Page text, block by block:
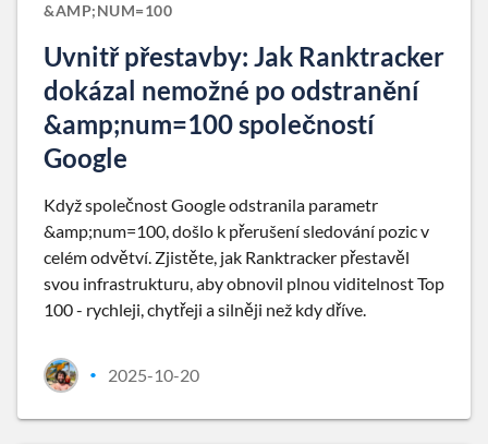
&AMP;NUM=100
Uvnitř přestavby: Jak Ranktracker
dokázal nemožné po odstranění
&amp;num=100 společností
Google
Když společnost Google odstranila parametr
&amp;num=100, došlo k přerušení sledování pozic v
celém odvětví. Zjistěte, jak Ranktracker přestavěl
svou infrastrukturu, aby obnovil plnou viditelnost Top
100 - rychleji, chytřeji a silněji než kdy dříve.
• 2025-10-20